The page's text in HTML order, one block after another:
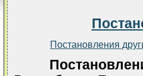
Постановления